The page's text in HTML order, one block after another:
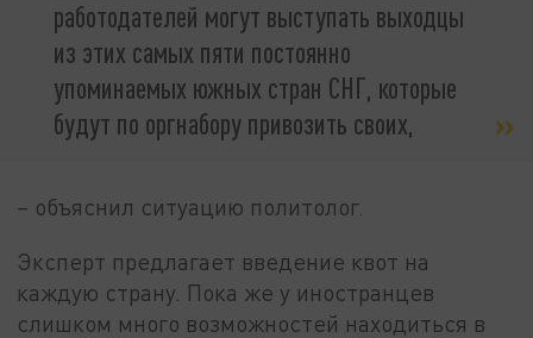
работодателей могут выступать выходцы
из этих самых пяти постоянно
упоминаемых южных стран СНГ, которые
будут по оргнабору привозить своих,
– объяснил ситуацию политолог.
Эксперт предлагает введение квот на
каждую страну. Пока же у иностранцев
слишком много возможностей находиться в